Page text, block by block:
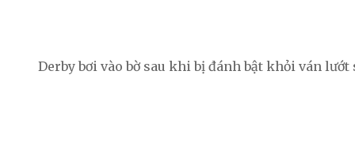
Derby bơi vào bờ sau khi bị đánh bật khỏi ván lướt